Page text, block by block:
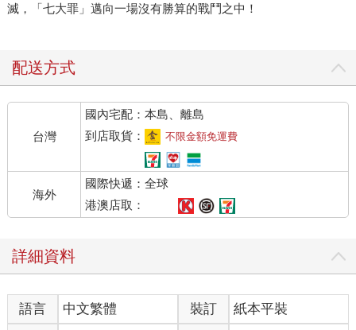
滅，「七大罪」邁向一場沒有勝算的戰鬥之中！
配送方式
台灣
國內宅配：本島、離島
到店取貨：
不限金額免運費
海外
國際快遞：全球
港澳店取：
詳細資料
語言 中文繁體 裝訂
紙本平裝